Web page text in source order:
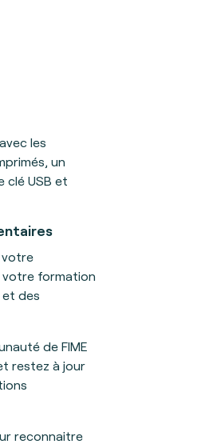
les
un
clé USB et
votre
votre formation
des
de FIME
restez à jour
reconnaitre